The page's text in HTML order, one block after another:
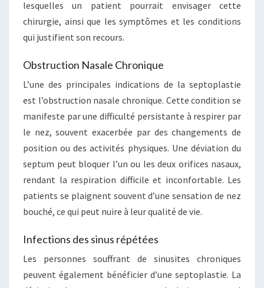
lesquelles un patient pourrait envisager cette
chirurgie, ainsi que les symptômes et les conditions
qui justifient son recours.
Obstruction Nasale Chronique
L’une des principales indications de la septoplastie
est l’obstruction nasale chronique. Cette condition se
manifeste par une difficulté persistante à respirer par
le nez, souvent exacerbée par des changements de
position ou des activités physiques. Une déviation du
septum peut bloquer l’un ou les deux orifices nasaux,
rendant la respiration difficile et inconfortable. Les
patients se plaignent souvent d’une sensation de nez
bouché, ce qui peut nuire à leur qualité de vie.
Infections des sinus répétées
Les personnes souffrant de sinusites chroniques
peuvent également bénéficier d’une septoplastie. La